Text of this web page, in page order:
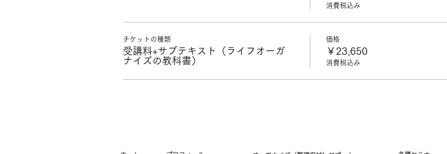
消費税込み
チケットの種類
受講料+サブテキスト（ライフオーガ
ナイズの教科書）
価格
￥23,650
消費税込み